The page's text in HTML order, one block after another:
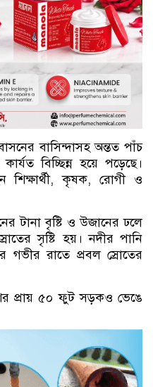
বাসিন্দাসহ অন্তত পাঁচ
বিচ্ছিন্ন হয়ে পড়েছে।
শিক্ষার্থী, কৃষক, রোগী ও
টানা বৃষ্টি ও উজানের ঢলে
সৃষ্টি হয়। নদীর পানি
রাতে প্রবল স্রোতের
প্রায় ৫০ ফুট সড়কও ভেঙে